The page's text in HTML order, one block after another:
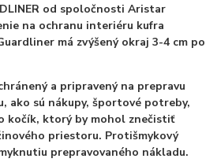
od spoločnosti Aristar
na ochranu interiéru kufra
má zvýšený okraj 3-4 cm po
a pripravený na prepravu
ako sú nákupy, športové potreby,
kočík, ktorý by mohol znečistiť
priestoru. Protišmykový
prepravovaného nákladu.